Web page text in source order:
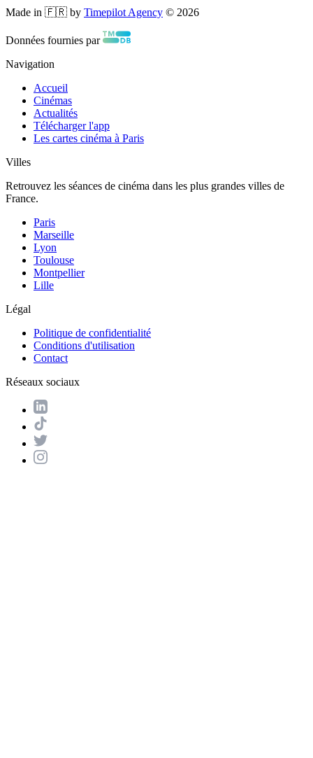
Made in 🇫🇷 by Timepilot Agency © 2026
Données fournies par
Navigation
Accueil
Cinémas
Actualités
Télécharger l'app
Les cartes cinéma à Paris
Villes
Retrouvez les séances de cinéma dans les plus grandes villes de
France.
Paris
Marseille
Lyon
Toulouse
Montpellier
Lille
Légal
Politique de confidentialité
Conditions d'utilisation
Contact
Réseaux sociaux